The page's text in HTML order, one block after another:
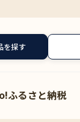
を探す
ふるさと納税